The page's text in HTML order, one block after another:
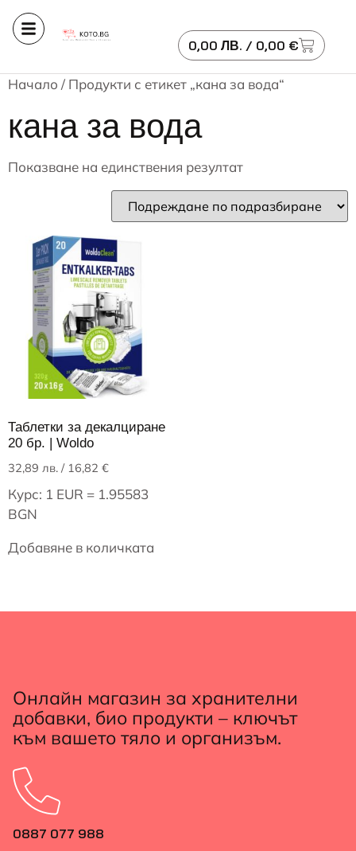
0,00 ЛВ. / 0,00 €
Начало / Продукти с етикет „кана за вода“
кана за вода
Показване на единствения резултат
Таблетки за декалциране
20 бр. | Woldo
32,89 лв. / 16,82 €
Курс: 1 EUR = 1.95583
BGN
Добавяне в количката
Онлайн магазин за хранителни
добавки, био продукти – ключът
към вашето тяло и организъм.
0887 077 988